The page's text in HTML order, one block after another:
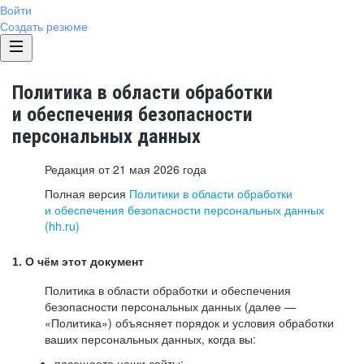
Войти
Создать резюме
Политика в области обработки
и обеспечения безопасности
персональных данных
Редакция от 21 мая 2026 года
Полная версия Политики в области обработки
и обеспечения безопасности персональных данных
(hh.ru)
1. О чём этот документ
Политика в области обработки и обеспечения
безопасности персональных данных (далее —
«Политика») объясняет порядок и условия обработки
ваших персональных данных, когда вы: